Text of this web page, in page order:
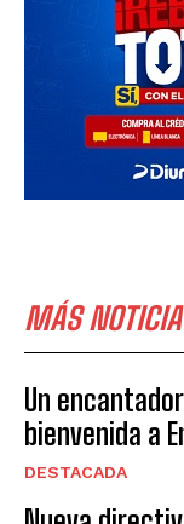
MÁS
Un
bienvenida a
DESTACADA